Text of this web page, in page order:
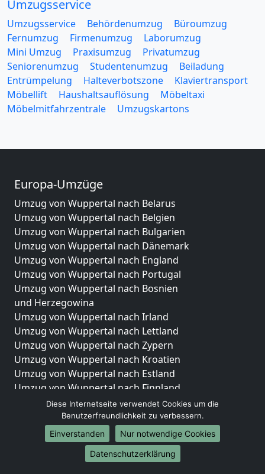
Umzugsservice
Umzugsservice Behördenumzug
Büroumzug
Fernumzug
Firmenumzug
Laborumzug
Mini Umzug
Praxisumzug
Privatumzug
Seniorenumzug
Studentenumzug
Beiladung
Entrümpelung
Halteverbotszone
Klaviertransport
Möbellift
Haushaltsauflösung
Möbeltaxi
Möbelmitfahrzentrale
Umzugskartons
Europa-Umzüge
Umzug von Wuppertal nach Belarus
Umzug von Wuppertal nach Belgien
Umzug von Wuppertal nach Bulgarien
Umzug von Wuppertal nach Dänemark
Umzug von Wuppertal nach England
Umzug von Wuppertal nach Portugal
Umzug von Wuppertal nach Bosnien
und Herzegowina
Umzug von Wuppertal nach Irland
Umzug von Wuppertal nach Lettland
Umzug von Wuppertal nach Zypern
Umzug von Wuppertal nach Kroatien
Umzug von Wuppertal nach Estland
Umzug von Wuppertal nach Finnland
Umzug von Wuppertal nach Frankreich
Umzug von Wuppertal nach Griechenland
Umzug von Wuppertal nach Italien
Umzug von Wuppertal nach Liechtenstein
Umzug von Wuppertal nach Luxemburg
Diese Internetseite verwendet Cookies um die
Benutzerfreundlichkeit zu verbessern.
Einverstanden
Nur notwendige Cookies
Datenschutzerklärung